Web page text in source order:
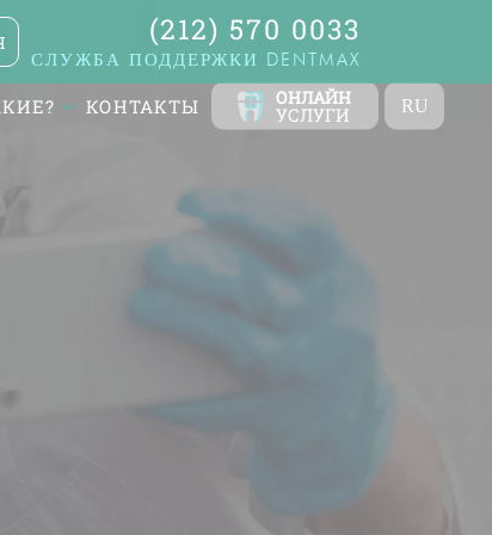
(212) 570 0033
СЛУЖБА ПОДДЕРЖКИ DENTMAX
КОНТАКТЫ ОНЛАЙН
УСЛУГИ RU